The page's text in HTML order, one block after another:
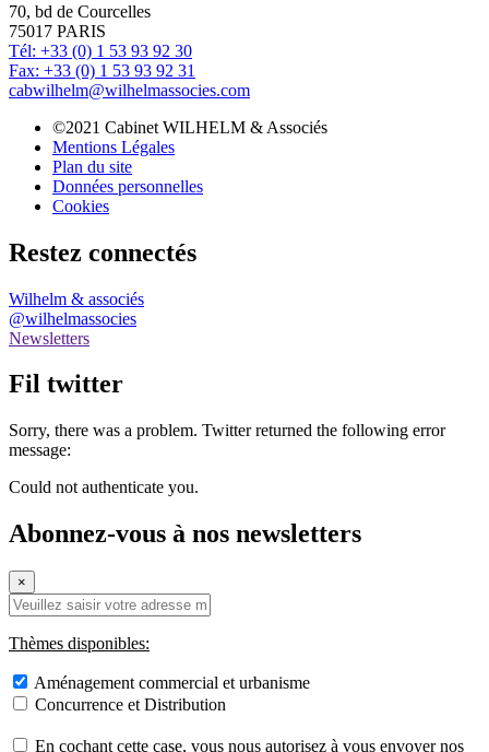
70, bd de Courcelles
75017 PARIS
Tél: +33 (0) 1 53 93 92 30
Fax: +33 (0) 1 53 93 92 31
cabwilhelm@wilhelmassocies.com
©2021 Cabinet WILHELM & Associés
Mentions Légales
Plan du site
Données personnelles
Cookies
Restez connectés
Wilhelm & associés
@wilhelmassocies
Newsletters
Fil twitter
Sorry, there was a problem. Twitter returned the following error
message:
Could not authenticate you.
Abonnez-vous à nos newsletters
×
Thèmes disponibles:
Aménagement commercial et urbanisme
Concurrence et Distribution
En cochant cette case, vous nous autorisez à vous envoyer nos